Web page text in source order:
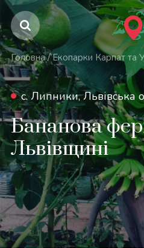
Головна / Екопарки Карпат та
с. Липники, Львівська
Бананова
Львівщині